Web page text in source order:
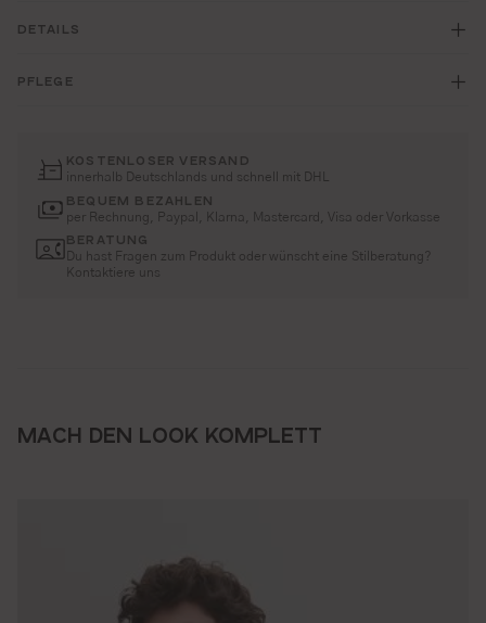
DETAILS
PFLEGE
KOSTENLOSER VERSAND
innerhalb Deutschlands und schnell mit DHL
BEQUEM BEZAHLEN
per Rechnung, Paypal, Klarna, Mastercard, Visa oder Vorkasse
BERATUNG
Du hast Fragen zum Produkt oder wünscht eine Stilberatung?
Kontaktiere uns
MACH DEN LOOK KOMPLETT